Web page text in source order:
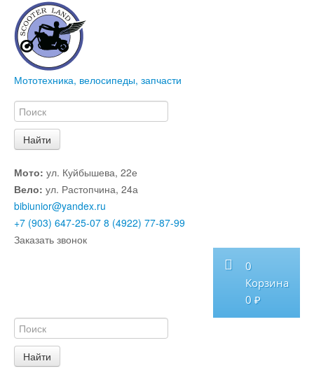
Мототехника, велосипеды, запчасти
Мото: ул. Куйбышева, 22е
Вело: ул. Растопчина, 24а
bibiunior@yandex.ru
+7 (903) 647-25-07 8 (4922) 77-87-99
Заказать звонок
0
Корзина
0 ₽